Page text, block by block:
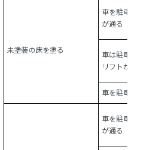
未塗装の床を塗る
車を駐車しフ
が通る
車は駐車しな
リフトが通る
車を駐車せず
車を駐車しフ
が通る